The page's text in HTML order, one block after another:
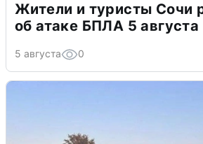
Жители и туристы Сочи
об атаке БПЛА 5 августа
5 августа 0